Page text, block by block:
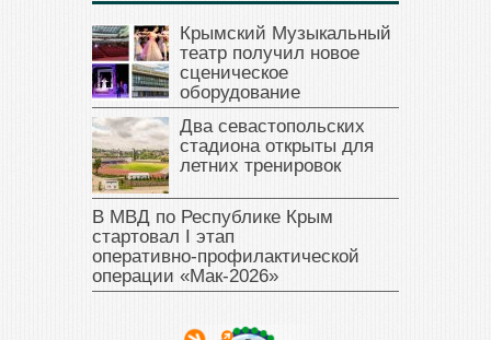
Крымский Музыкальный
театр получил новое
сценическое
оборудование
Два севастопольских
стадиона открыты для
летних тренировок
В МВД по Республике Крым
стартовал I этап
оперативно‑профилактической
операции «Мак‑2026»